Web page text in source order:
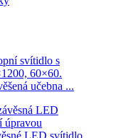
učebna ...
LED svítidlo